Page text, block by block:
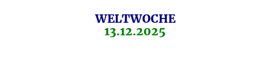
WELTWOCHE
13.12.2025